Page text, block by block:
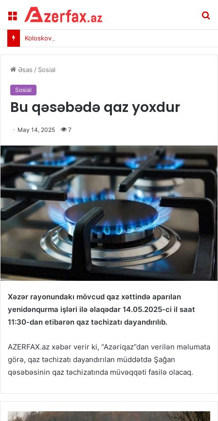
Menu
Əsas / Sosial
Sosial
Bu qəsəbədə qaz yoxdur
May 14, 2025 7
Xəzər rayonundakı mövcud qaz xəttində aparılan
yenidənqurma işləri ilə əlaqədar 14.05.2025-ci il saat
11:30-dan etibarən qaz təchizatı dayandırılıb.
AZERFAX.az xəbər verir ki, “Azəriqaz”dan verilən məlumata
görə, qaz təchizatı dayandırılan müddətdə Şağan
qəsəbəsinin qaz təchizatında müvəqqəti fasilə olacaq.